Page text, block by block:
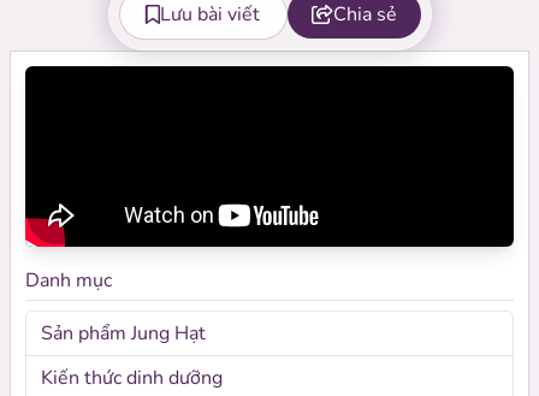
Lưu bài viết Chia sẻ
Danh mục
Sản phẩm Jung Hạt
Kiến thức dinh dưỡng